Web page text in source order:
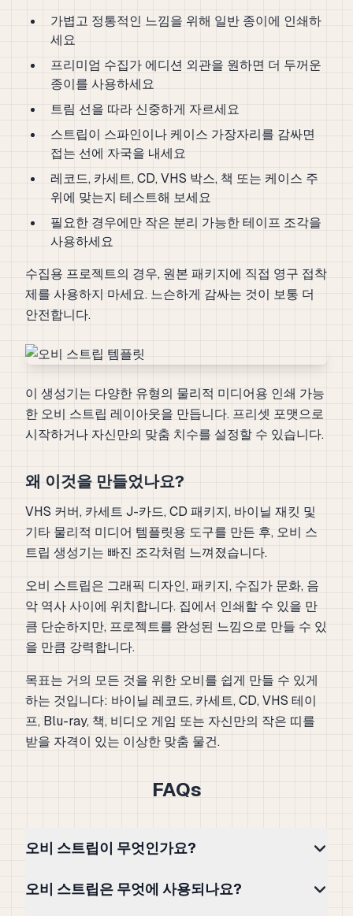
가볍고 정통적인 느낌을 위해 일반 종이에 인쇄하
세요
프리미엄 수집가 에디션 외관을 원하면 더 두꺼운
종이를 사용하세요
트림 선을 따라 신중하게 자르세요
스트립이 스파인이나 케이스 가장자리를 감싸면
접는 선에 자국을 내세요
레코드, 카세트, CD, VHS 박스, 책 또는 케이스 주
위에 맞는지 테스트해 보세요
필요한 경우에만 작은 분리 가능한 테이프 조각을
사용하세요
수집용 프로젝트의 경우, 원본 패키지에 직접 영구 접착
제를 사용하지 마세요. 느슨하게 감싸는 것이 보통 더
안전합니다.
이 생성기는 다양한 유형의 물리적 미디어용 인쇄 가능
한 오비 스트립 레이아웃을 만듭니다. 프리셋 포맷으로
시작하거나 자신만의 맞춤 치수를 설정할 수 있습니다.
왜 이것을 만들었나요?
VHS 커버, 카세트 J-카드, CD 패키지, 바이닐 재킷 및
기타 물리적 미디어 템플릿용 도구를 만든 후, 오비 스
트립 생성기는 빠진 조각처럼 느껴졌습니다.
오비 스트립은 그래픽 디자인, 패키지, 수집가 문화, 음
악 역사 사이에 위치합니다. 집에서 인쇄할 수 있을 만
큼 단순하지만, 프로젝트를 완성된 느낌으로 만들 수 있
을 만큼 강력합니다.
목표는 거의 모든 것을 위한 오비를 쉽게 만들 수 있게
하는 것입니다: 바이닐 레코드, 카세트, CD, VHS 테이
프, Blu-ray, 책, 비디오 게임 또는 자신만의 작은 띠를
받을 자격이 있는 이상한 맞춤 물건.
FAQs
오비 스트립이 무엇인가요?
오비 스트립은 무엇에 사용되나요?